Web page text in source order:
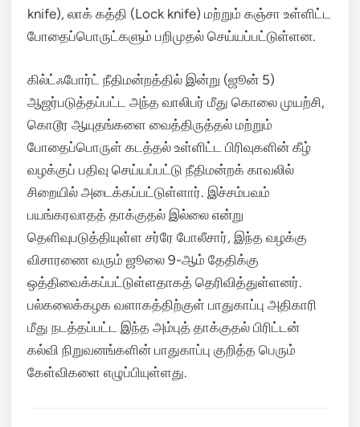
knife), லாக் கத்தி (Lock knife) மற்றும் கஞ்சா உள்ளிட்ட
போதைப்பொருட்களும் பறிமுதல் செய்யப்பட்டுள்ளன.
கில்ட்ஃபோர்ட் நீதிமன்றத்தில் இன்று (ஜூன் 5)
ஆஜர்படுத்தப்பட்ட அந்த வாலிபர் மீது கொலை முயற்சி,
கொடூர ஆயுதங்களை வைத்திருத்தல் மற்றும்
போதைப்பொருள் கடத்தல் உள்ளிட்ட பிரிவுகளின் கீழ்
வழக்குப் பதிவு செய்யப்பட்டு நீதிமன்றக் காவலில்
சிறையில் அடைக்கப்பட்டுள்ளார். இச்சம்பவம்
பயங்கரவாதத் தாக்குதல் இல்லை என்று
தெளிவுபடுத்தியுள்ள சர்ரே போலீசார், இந்த வழக்கு
விசாரணை வரும் ஜூலை 9-ஆம் தேதிக்கு
ஒத்திவைக்கப்பட்டுள்ளதாகத் தெரிவித்துள்ளனர்.
பல்கலைக்கழக வளாகத்திற்குள் பாதுகாப்பு அதிகாரி
மீது நடத்தப்பட்ட இந்த அம்புத் தாக்குதல் பிரிட்டன்
கல்வி நிறுவனங்களின் பாதுகாப்பு குறித்த பெரும்
கேள்விகளை எழுப்பியுள்ளது.